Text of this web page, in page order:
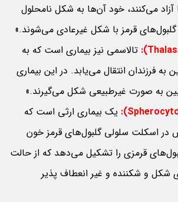
آزاد می‌کنند، خود آن‌ها به شکل نامحلول
قرمز با شکل غیرعادی می‌شوند.»
تالاسمی نیز بیماری است که به
به فرزندان انتقال می‌یابد. در این بیماری
به صورت غیرطبیعی شکل می‌گیرند.»
یک بیماری ارثی است که
اسکلت سلولی گلبول‌های قرمز خون
قرمزی را تشکیل می‌دهد که از حالت
شکل و شکننده و غیر انعطاف پذیر